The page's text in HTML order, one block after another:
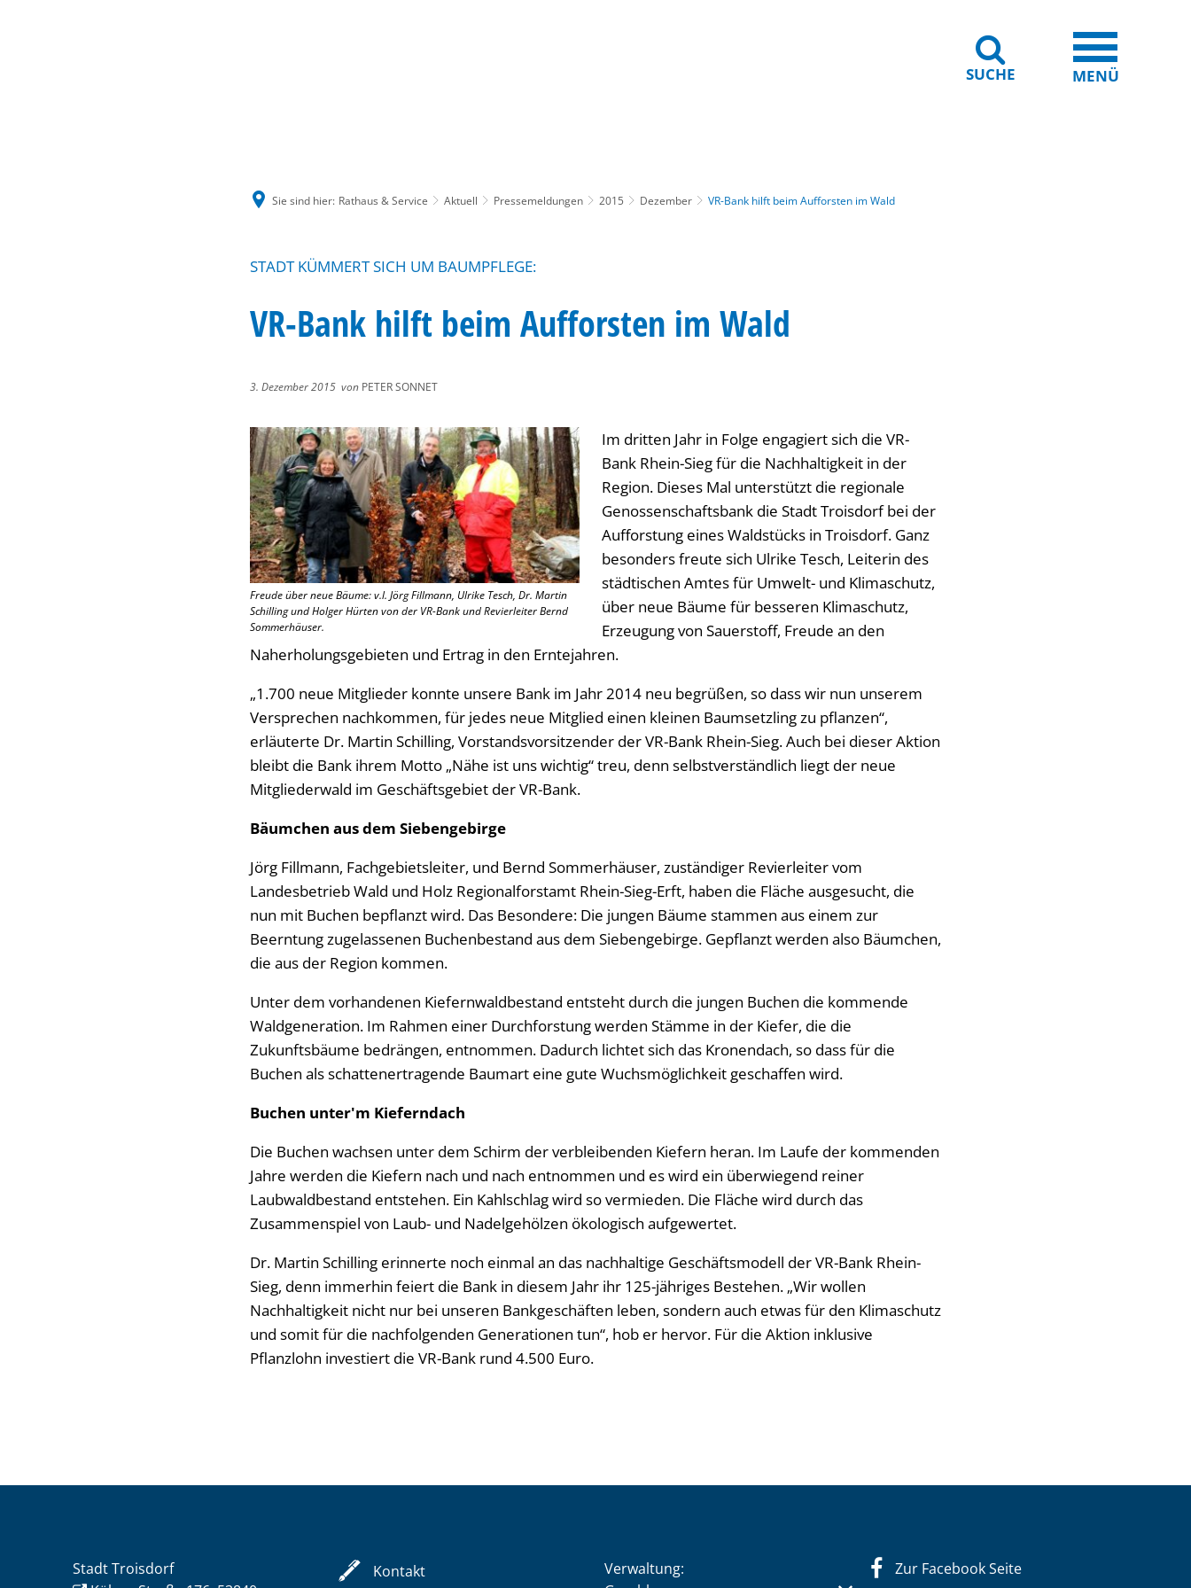
SUCHE MENÜ
Sie sind hier: Rathaus & Service Aktuell Pressemeldungen 2015 Dezember VR-Bank hilft beim Aufforsten im Wald
STADT KÜMMERT SICH UM BAUMPFLEGE:
VR-Bank hilft beim Aufforsten im Wald
3. Dezember 2015 von PETER SONNET
Freude über neue Bäume: v.l. Jörg Fillmann, Ulrike Tesch, Dr. Martin
Schilling und Holger Hürten von der VR-Bank und Revierleiter Bernd
Sommerhäuser.
Im dritten Jahr in Folge engagiert sich die VR-
Bank Rhein-Sieg für die Nachhaltigkeit in der
Region. Dieses Mal unterstützt die regionale
Genossenschaftsbank die Stadt Troisdorf bei der
Aufforstung eines Waldstücks in Troisdorf. Ganz
besonders freute sich Ulrike Tesch, Leiterin des
städtischen Amtes für Umwelt- und Klimaschutz,
über neue Bäume für besseren Klimaschutz,
Erzeugung von Sauerstoff, Freude an den
Naherholungsgebieten und Ertrag in den Erntejahren.
„1.700 neue Mitglieder konnte unsere Bank im Jahr 2014 neu begrüßen, so dass wir nun unserem
Versprechen nachkommen, für jedes neue Mitglied einen kleinen Baumsetzling zu pflanzen“,
erläuterte Dr. Martin Schilling, Vorstandsvorsitzender der VR-Bank Rhein-Sieg. Auch bei dieser Aktion
bleibt die Bank ihrem Motto „Nähe ist uns wichtig“ treu, denn selbstverständlich liegt der neue
Mitgliederwald im Geschäftsgebiet der VR-Bank.
Bäumchen aus dem Siebengebirge
Jörg Fillmann, Fachgebietsleiter, und Bernd Sommerhäuser, zuständiger Revierleiter vom
Landesbetrieb Wald und Holz Regionalforstamt Rhein-Sieg-Erft, haben die Fläche ausgesucht, die
nun mit Buchen bepflanzt wird. Das Besondere: Die jungen Bäume stammen aus einem zur
Beerntung zugelassenen Buchenbestand aus dem Siebengebirge. Gepflanzt werden also Bäumchen,
die aus der Region kommen.
Unter dem vorhandenen Kiefernwaldbestand entsteht durch die jungen Buchen die kommende
Waldgeneration. Im Rahmen einer Durchforstung werden Stämme in der Kiefer, die die
Zukunftsbäume bedrängen, entnommen. Dadurch lichtet sich das Kronendach, so dass für die
Buchen als schattenertragende Baumart eine gute Wuchsmöglichkeit geschaffen wird.
Buchen unter'm Kieferndach
Die Buchen wachsen unter dem Schirm der verbleibenden Kiefern heran. Im Laufe der kommenden
Jahre werden die Kiefern nach und nach entnommen und es wird ein überwiegend reiner
Laubwaldbestand entstehen. Ein Kahlschlag wird so vermieden. Die Fläche wird durch das
Zusammenspiel von Laub- und Nadelgehölzen ökologisch aufgewertet.
Dr. Martin Schilling erinnerte noch einmal an das nachhaltige Geschäftsmodell der VR-Bank Rhein-
Sieg, denn immerhin feiert die Bank in diesem Jahr ihr 125-jähriges Bestehen. „Wir wollen
Nachhaltigkeit nicht nur bei unseren Bankgeschäften leben, sondern auch etwas für den Klimaschutz
und somit für die nachfolgenden Generationen tun“, hob er hervor. Für die Aktion inklusive
Pflanzlohn investiert die VR-Bank rund 4.500 Euro.
Stadt Troisdorf
Kontakt
Verwaltung:
Zur Facebook Seite